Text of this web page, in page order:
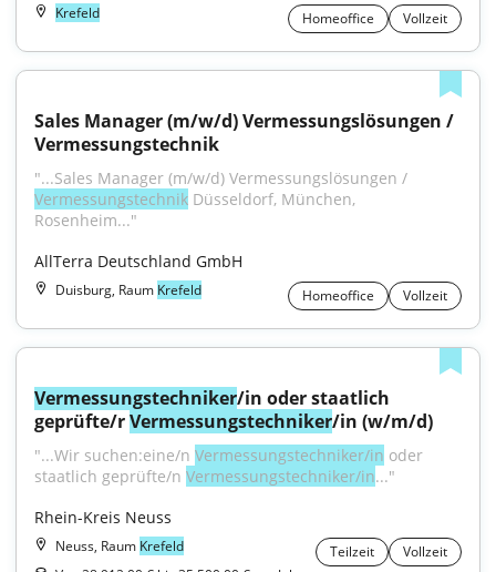
Krefeld Homeoffice Vollzeit
Sales Manager (m/w/d) Vermessungslösungen /
Vermessungstechnik
Vermessungstechnik Düsseldorf, München,
Rosenheim..."
AllTerra Deutschland GmbH
Duisburg, Raum Krefeld Homeoffice Vollzeit
Vermessungstechniker/in oder staatlich
geprüfte/r Vermessungstechniker/in (w/m/d)
"...Wir suchen:eine/n Vermessungstechniker/in oder
staatlich geprüfte/n Vermessungstechniker/in..."
Rhein-Kreis Neuss
Neuss, Raum Krefeld Teilzeit
Vollzeit